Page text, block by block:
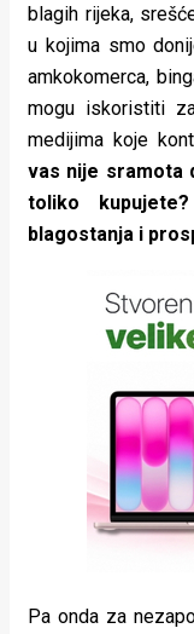
blagih rijeka,
u kojima smo
amkokomerca,
mogu iskoristiti
medijima koje
vas nije sramota
toliko
blagostanja i
Pa onda za